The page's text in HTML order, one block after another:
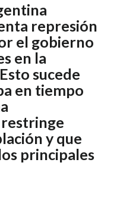
represión
el gobierno
en la
sucede
en tiempo
y que
principales